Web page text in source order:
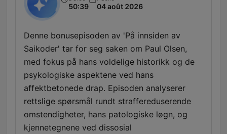
50:39 04 août 2026
Denne bonusepisoden av 'På innsiden av
Saikoder' tar for seg saken om Paul Olsen,
med fokus på hans voldelige historikk og de
psykologiske aspektene ved hans
affektbetonede drap. Episoden analyserer
rettslige spørsmål rundt straffereduserende
omstendigheter, hans patologiske løgn, og
kjennetegnene ved dissosial